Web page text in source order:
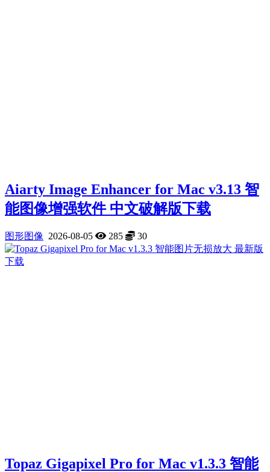
Aiarty Image Enhancer for Mac v3.13 智
能图像增强软件 中文破解版下载
图形图像 2026-08-05 285 30
Topaz Gigapixel Pro for Mac v1.3.3 智能